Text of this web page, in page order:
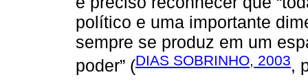
político e uma importante
sempre se produz em um
poder” (DIAS SOBRINHO, 2003,